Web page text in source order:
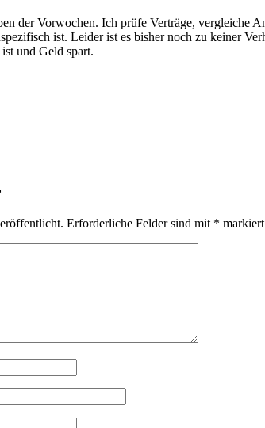
der Vorwochen. Ich prüfe Verträge, vergleiche
ist. Leider ist es bisher noch zu keiner
und Geld spart.
Erforderliche Felder sind mit * markiert